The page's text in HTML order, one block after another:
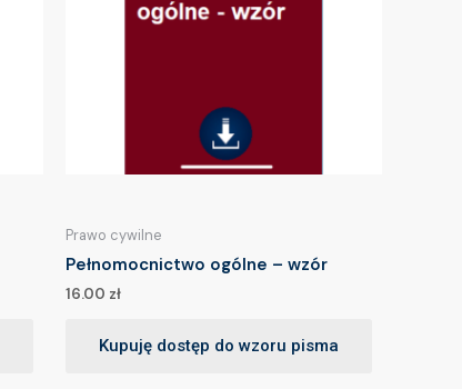
Prawo cywilne
Pełnomocnictwo ogólne – wzór
16.00 zł
Kupuję dostęp do wzoru pisma